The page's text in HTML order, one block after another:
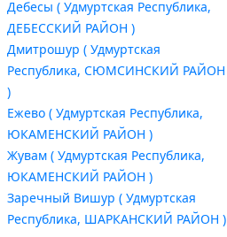
Дебесы ( Удмуртская Республика,
ДЕБЕССКИЙ РАЙОН )
Дмитрошур ( Удмуртская
Республика, СЮМСИНСКИЙ РАЙОН
)
Ежево ( Удмуртская Республика,
ЮКАМЕНСКИЙ РАЙОН )
Жувам ( Удмуртская Республика,
ЮКАМЕНСКИЙ РАЙОН )
Заречный Вишур ( Удмуртская
Республика, ШАРКАНСКИЙ РАЙОН )